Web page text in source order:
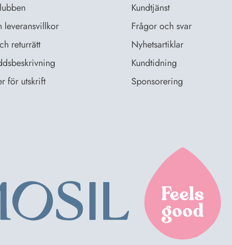
leveransvillkor
returrätt
för utskrift
Kundtjänst
Frågor och svar
Nyhetsartiklar
Kundtidning
Sponsorering